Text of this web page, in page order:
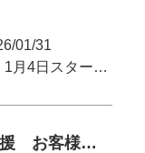
の物足りなさ。
い出にするために！
01/31
【2026年 新春初売り】1月4日スタート！Apple四日市南店がお届けする「新春初売出し」
☆☆紅葉ドライブ応援 お客様感謝デー☆☆